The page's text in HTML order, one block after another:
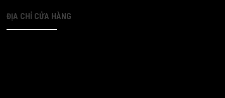
ĐỊA CHỈ CỬA HÀNG